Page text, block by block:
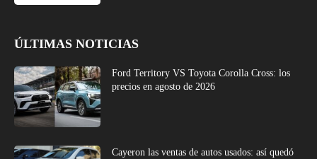
ÚLTIMAS NOTICIAS
Ford Territory VS Toyota Corolla Cross: los
precios en agosto de 2026
Cayeron las ventas de autos usados: así quedó